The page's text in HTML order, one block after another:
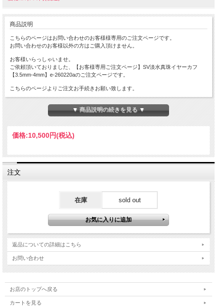
商品説明
こちらのページはお問い合わせのお客様様専用のご注文ページです。
お問い合わせのお客様以外の方はご購入頂けません。
お客様いらっしゃいませ。
ご依頼頂いておりました、【お客様専用ご注文ページ】SV淡水真珠イヤーカフ
【3.5mm-4mm】e-260220aのご注文ページです。
こちらのページよりご注文お手続きお願い致します。
▼ 商品説明の続きを見る ▼
価格:10,500円(税込)
注文
在庫 sold out
返品についての詳細はこちら
お問い合わせ
お店のトップへ戻る
カートを見る